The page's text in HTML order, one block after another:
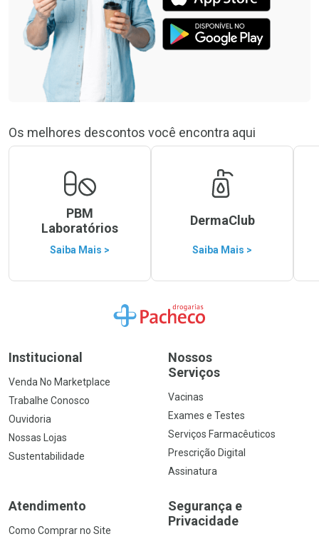
Os melhores descontos você encontra aqui
PBM
Laboratórios
Saiba Mais >
DermaClub
Saiba Mais >
Ir para a Home
Institucional
Venda No Marketplace
Trabalhe Conosco
Ouvidoria
Nossas Lojas
Sustentabilidade
Nossos
Serviços
Vacinas
Exames e Testes
Serviços Farmacêuticos
Prescrição Digital
Assinatura
Atendimento
Como Comprar no Site
Segurança e
Privacidade